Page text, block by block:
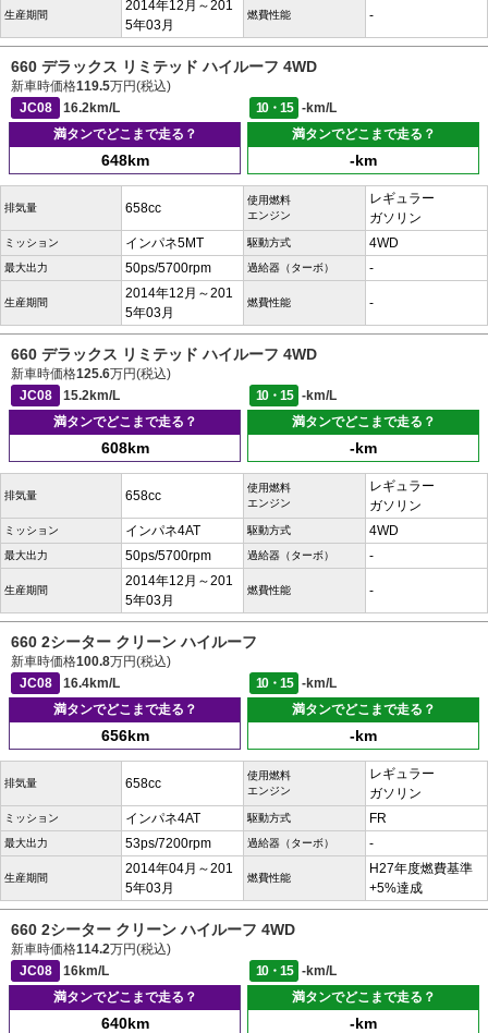
生産期間
2014年12月～201
5年03月
燃費性能 -
660 デラックス リミテッド ハイルーフ 4WD
新車時価格119.5万円(税込)
JC08
16.2km/L 10・15
-km/L
満タンでどこまで走る？
648km
満タンでどこまで走る？
-km
排気量 658cc
使用燃料
エンジン
レギュラー
ガソリン
ミッション インパネ5MT 駆動方式 4WD
最大出力 50ps/5700rpm 過給器（ターボ） -
生産期間
2014年12月～201
5年03月
燃費性能 -
660 デラックス リミテッド ハイルーフ 4WD
新車時価格125.6万円(税込)
JC08
15.2km/L 10・15
-km/L
満タンでどこまで走る？
608km
満タンでどこまで走る？
-km
排気量 658cc
使用燃料
エンジン
レギュラー
ガソリン
ミッション インパネ4AT 駆動方式 4WD
最大出力 50ps/5700rpm 過給器（ターボ） -
生産期間
2014年12月～201
5年03月
燃費性能 -
660 2シーター クリーン ハイルーフ
新車時価格100.8万円(税込)
JC08
16.4km/L 10・15
-km/L
満タンでどこまで走る？
656km
満タンでどこまで走る？
-km
排気量 658cc
使用燃料
エンジン
レギュラー
ガソリン
ミッション インパネ4AT 駆動方式 FR
最大出力 53ps/7200rpm 過給器（ターボ） -
生産期間
2014年04月～201
5年03月
燃費性能
H27年度燃費基準
+5%達成
660 2シーター クリーン ハイルーフ 4WD
新車時価格114.2万円(税込)
JC08
16km/L 10・15
-km/L
満タンでどこまで走る？
640km
満タンでどこまで走る？
-km